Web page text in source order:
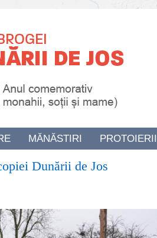
MĂNĂSTIRI PROTOIERII
Dunării de Jos